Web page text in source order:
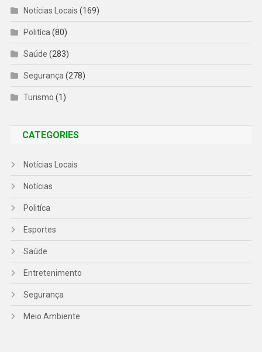
Notícias Locais (169)
Politíca(80)
Saúde (283)
Segurança(278)
Turismo (1)
CATEGORIES
Notícias Locais
Notícias
Politíca
Esportes
Saúde
Entretenimento
Segurança
Meio Ambiente